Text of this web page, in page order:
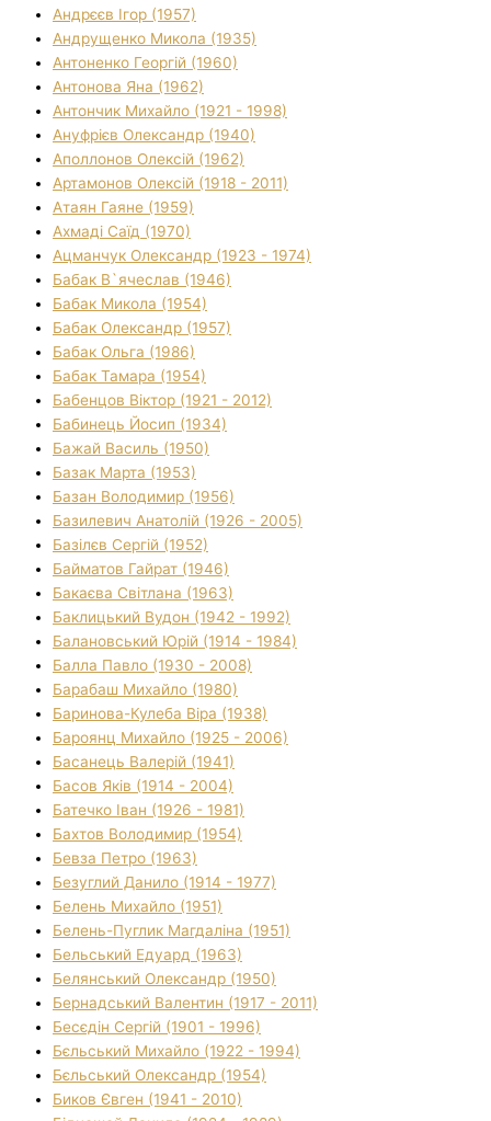
Андрєєв Ігор (1957)
Андрущенко Микола (1935)
Антоненко Георгій (1960)
Антонова Яна (1962)
Антончик Михайло (1921 - 1998)
Ануфрієв Олександр (1940)
Аполлонов Олексій (1962)
Артамонов Олексій (1918 - 2011)
Атаян Гаяне (1959)
Ахмаді Саїд (1970)
Ацманчук Олександр (1923 - 1974)
Бабак В`ячеслав (1946)
Бабак Микола (1954)
Бабак Олександр (1957)
Бабак Ольга (1986)
Бабак Тамара (1954)
Бабенцов Віктор (1921 - 2012)
Бабинець Йосип (1934)
Бажай Василь (1950)
Базак Марта (1953)
Базан Володимир (1956)
Базилевич Анатолій (1926 - 2005)
Базілєв Сергій (1952)
Байматов Гайрат (1946)
Бакаєва Світлана (1963)
Баклицький Вудон (1942 - 1992)
Балановський Юрій (1914 - 1984)
Балла Павло (1930 - 2008)
Барабаш Михайло (1980)
Баринова-Кулеба Віра (1938)
Бароянц Михайло (1925 - 2006)
Басанець Валерій (1941)
Басов Яків (1914 - 2004)
Батечко Іван (1926 - 1981)
Бахтов Володимир (1954)
Бевза Петро (1963)
Безуглий Данило (1914 - 1977)
Белень Михайло (1951)
Белень-Пуглик Магдаліна (1951)
Бельський Едуард (1963)
Белянський Олександр (1950)
Бернадський Валентин (1917 - 2011)
Бесєдін Сергій (1901 - 1996)
Бєльський Михайло (1922 - 1994)
Бєльський Олександр (1954)
Биков Євген (1941 - 2010)